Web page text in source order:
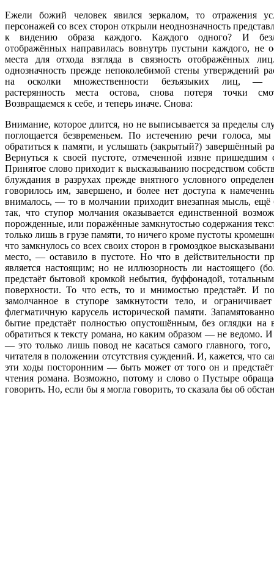
Ежели божий человек явился зеркалом, то отражения
персонажей со всех сторон открыли неоднозначность
к видению образа каждого. Каждого одного? И
отображённых направилась вовнутрь пустыни каждого, не
места для отхода взгляда в связность отображённых
однозначность прежде непоколебимой стены утверждений
на осколки множественности безъязыких лиц, —
растерянность места остова, снова потеря точки
Возвращаемся к себе, и теперь иначе. Снова:
Внимание, которое длится, но не выписывается за пределы
поглощается безвременьем. По истечению речи голоса,
обратиться к памяти, и услышать (закрытый?) завершённый
Вернуться к своей пустоте, отмеченной извне пришедшим
Принятое слово приходит к высказыванию посредством
блуждания в разрухах прежде внятного условного
говорилось им, завершено, и более нет доступа к
внималось, — то в молчании приходит внезапная мысль, ещё
так, что ступор молчания оказывается единственной
порожденные, или поражённые замкнутостью содержания
только лишь в грузе памяти, то ничего кроме пустоты
что замкнулось со всех своих сторон в громоздкое
место, — оставило в пустоте. Но что в действительности
является настоящим; но не иллюзорность ли настоящего
предстаёт бытовой кромкой небытия, буффонадой,
поверхности. То что есть, то и мнимостью предстаёт. И
замолчанное в ступоре замкнутости тело, и
флегматичную карусель исторической памяти.
бытие предстаёт полностью опустошённым, без оглядки
обратиться к тексту романа, но каким образом — не ведомо.
— это только лишь повод не касаться самого главного,
читателя в положении отсутствия суждений. И, кажется, что
эти ходы посторонним — быть может от того он и предстаёт
чтения романа. Возможно, потому и слово о Пустыре
говорить. Но, если бы я могла говорить, то сказала бы об